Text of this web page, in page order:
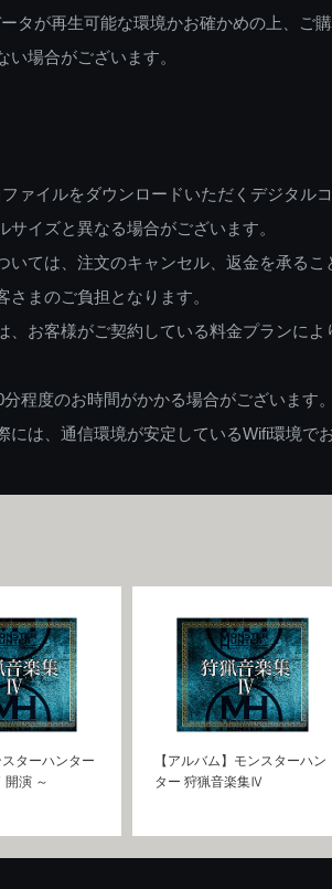
が再生可能な環境かお確かめの上、ご
場合がございます。
ァイルをダウンロードいただくデジタル
イズと異なる場合がございます。
ては、注文のキャンセル、返金を承るこ
まのご負担となります。
、お客様がご契約している料金プランに
程度のお時間がかかる場合がございます。
は、通信環境が安定しているWifi環境で
スターハンター
演 ～
【アルバム】モンスターハン
ター 狩猟音楽集Ⅳ